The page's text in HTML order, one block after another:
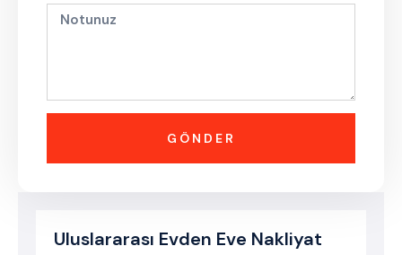
Uluslararası Evden Eve Nakliyat
GÖNDER